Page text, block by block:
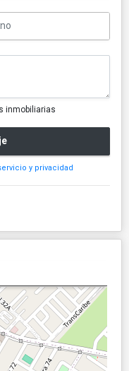
inmobiliarias
y privacidad